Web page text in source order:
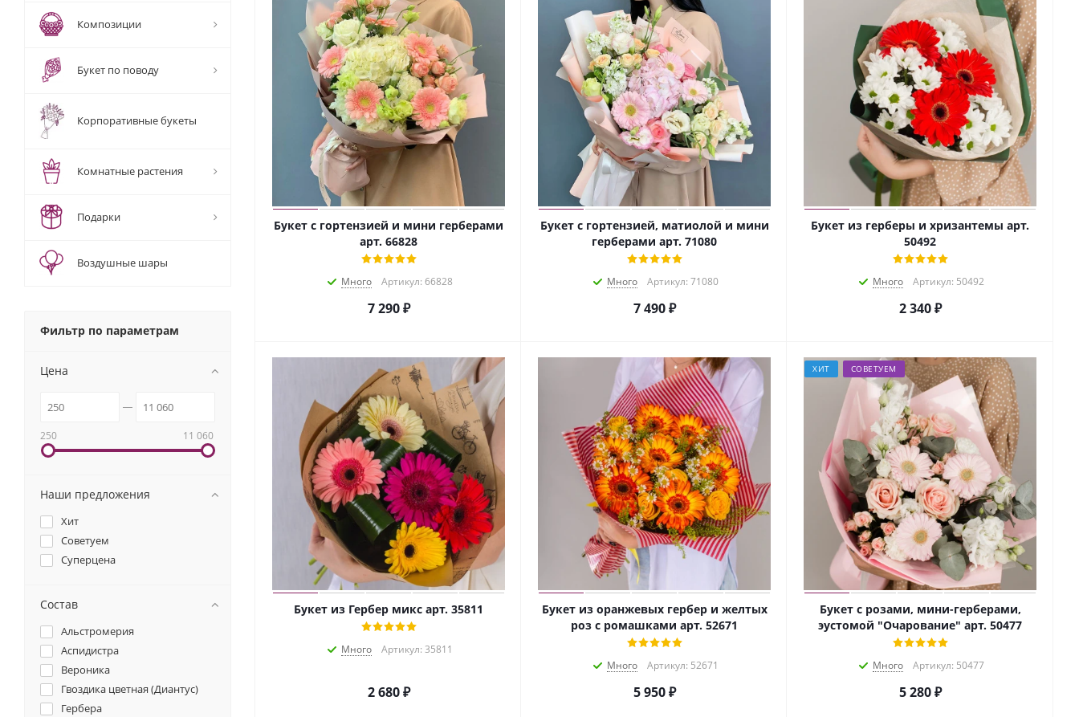
Букет с гортензией и мини герберами
арт. 66828
Много Артикул: 66828
7 290₽
Букет с гортензией, матиолой и мини
герберами арт. 71080
Много Артикул: 71080
7 490₽
Букет из герберы и хризантемы арт.
50492
Много Артикул: 50492
2 340₽
Букет из Гербер микс арт. 35811
Много Артикул: 35811
2 680₽
Букет из оранжевых гербер и желтых
роз с ромашками арт. 52671
Много Артикул: 52671
5 950₽
ХИТ СОВЕТУЕМ
Букет с розами, мини-герберами,
эустомой "Очарование" арт. 50477
Много Артикул: 50477
5 280₽
Композиции
Букет по поводу
Корпоративные букеты
Комнатные растения
Подарки
Воздушные шары
Фильтр по параметрам
Цена
250 11 060
Наши предложения
Хит
Советуем
Суперцена
Состав
Альстромерия
Аспидистра
Вероника
Гвоздика цветная (Диантус)
Гербера